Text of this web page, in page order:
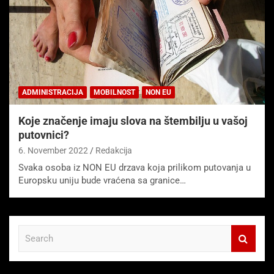
ADMINISTRACIJA MOBILNOST NON EU
Koje značenje imaju slova na štembilju u vašoj
putovnici?
6. November 2022 Redakcija
Svaka osoba iz NON EU drzava koja prilikom putovanja u
Europsku uniju bude vraćena sa granice…